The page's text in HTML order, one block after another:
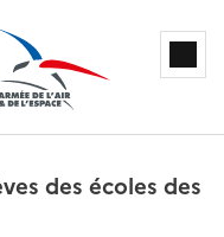
des écoles des